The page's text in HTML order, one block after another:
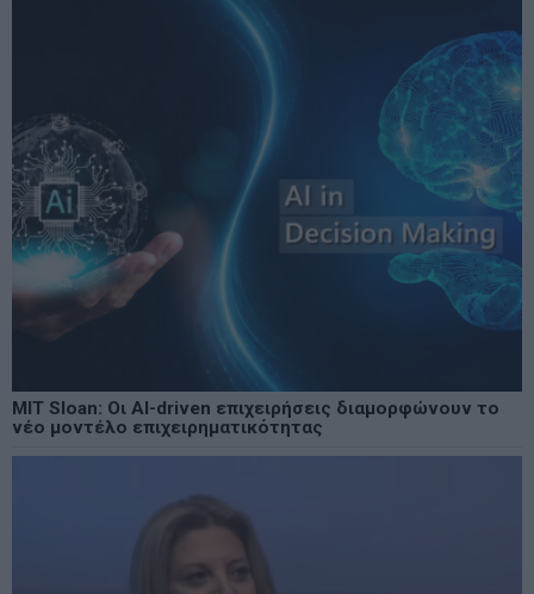
MIT Sloan: Οι AI-driven επιχειρήσεις διαμορφώνουν το
νέο μοντέλο επιχειρηματικότητας